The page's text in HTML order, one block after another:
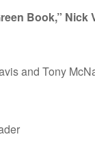
Book,”
and Tony